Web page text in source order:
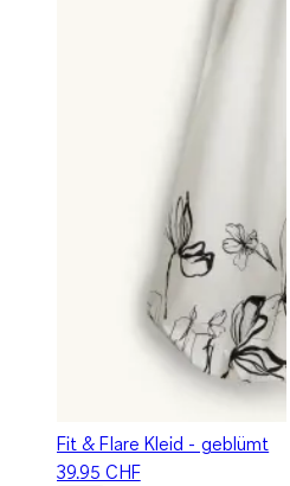
Fit & Flare Kleid - geblümt
39.95 CHF